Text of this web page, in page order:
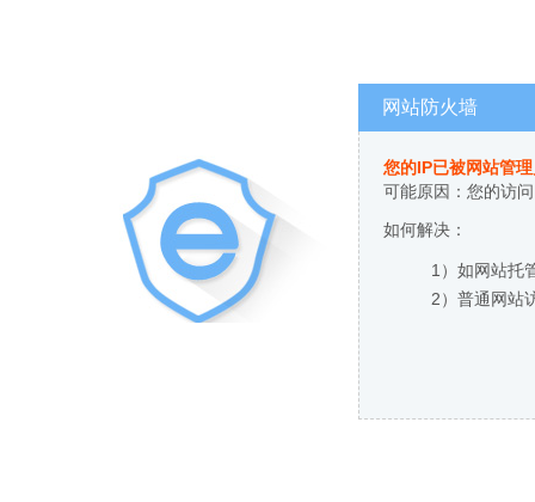
网站防火墙
您的IP已被网站管
可能原因：您的访
如何解决：
1）如网站托
2）普通网站